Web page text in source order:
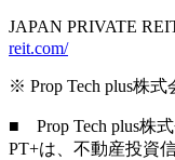
JAPAN PRIVATE
reit.com/
※ Prop Tech plus株式
■ Prop Tech plus株
PT+は、不動産投資